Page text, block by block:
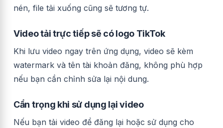
nén, file tải xuống cũng sẽ tương tự.
Video tải trực tiếp sẽ có logo TikTok
Khi lưu video ngay trên ứng dụng, video sẽ kèm
watermark và tên tài khoản đăng, không phù hợp
nếu bạn cần chỉnh sửa lại nội dung.
Cẩn trọng khi sử dụng lại video
Nếu bạn tải video để đăng lại hoặc sử dụng cho